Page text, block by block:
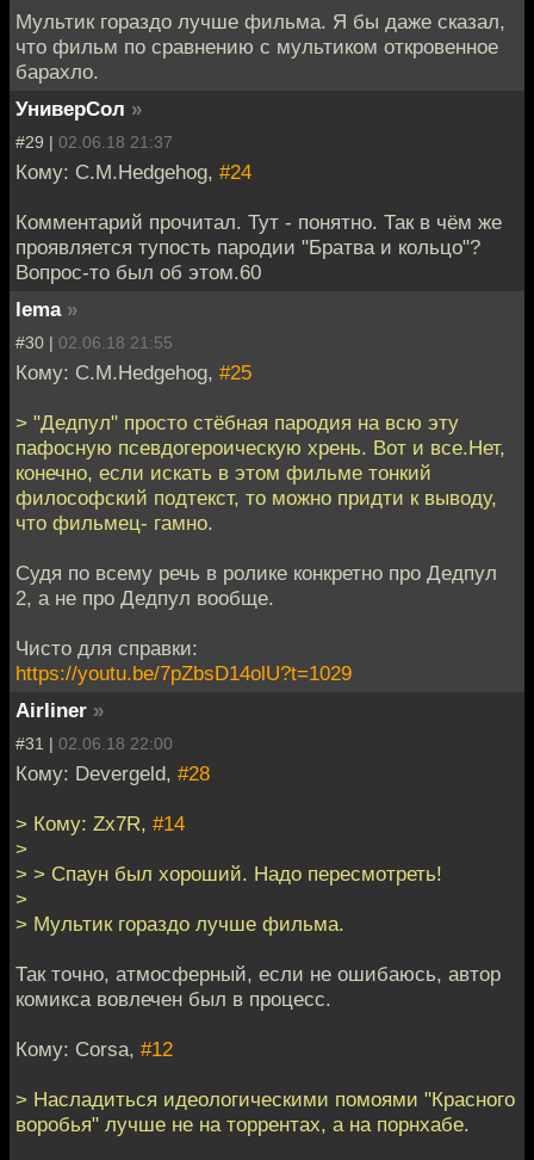
Мультик гораздо лучше фильма. Я бы даже сказал,
что фильм по сравнению с мультиком откровенное
барахло.
УниверСол »
#29 | 02.06.18 21:37
Кому: C.M.Hedgehog, #24
Комментарий прочитал. Тут - понятно. Так в чём же
проявляется тупость пародии "Братва и кольцо"?
Вопрос-то был об этом.60
lema »
#30 | 02.06.18 21:55
Кому: C.M.Hedgehog, #25
> "Дедпул" просто стёбная пародия на всю эту
пафосную псевдогероическую хрень. Вот и все.Нет,
конечно, если искать в этом фильме тонкий
философский подтекст, то можно придти к выводу,
что фильмец- гамно.
Судя по всему речь в ролике конкретно про Дедпул
2, а не про Дедпул вообще.
Чисто для справки:
https://youtu.be/7pZbsD14olU?t=1029
Airliner »
#31 | 02.06.18 22:00
Кому: Devergeld, #28
> Кому: Zx7R, #14
>
> > Спаун был хороший. Надо пересмотреть!
>
> Мультик гораздо лучше фильма.
Так точно, атмосферный, если не ошибаюсь, автор
комикса вовлечен был в процесс.
Кому: Corsa, #12
> Насладиться идеологическими помоями "Красного
воробья" лучше не на торрентах, а на порнхабе.